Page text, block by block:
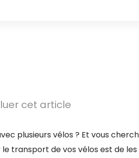
cet article
plusieurs vélos ? Et vous
le transport de vos vélos est de